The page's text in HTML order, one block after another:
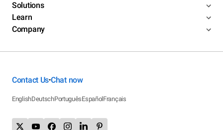
Solutions
Learn
Company
Contact Us•Chat now
EnglishDeutschPortuguêsEspañolFrançais